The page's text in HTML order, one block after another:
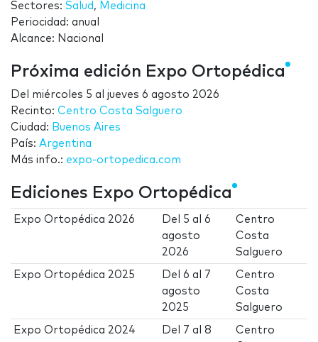
Sectores: Salud , Medicina
Periocidad: anual
Alcance: Nacional
Próxima edición Expo Ortopédica
Del miércoles 5 al jueves 6 agosto 2026
Recinto: Centro Costa Salguero
Ciudad: Buenos Aires
País: Argentina
Más info.: expo-ortopedica.com
Ediciones Expo Ortopédica
Expo Ortopédica 2026 Del 5 al6
agosto
2026
Centro
Costa
Salguero
Expo Ortopédica 2025 Del6 al
7
agosto
2025
Centro
Costa
Salguero
Expo Ortopédica 2024 Del 7 al8
Centro